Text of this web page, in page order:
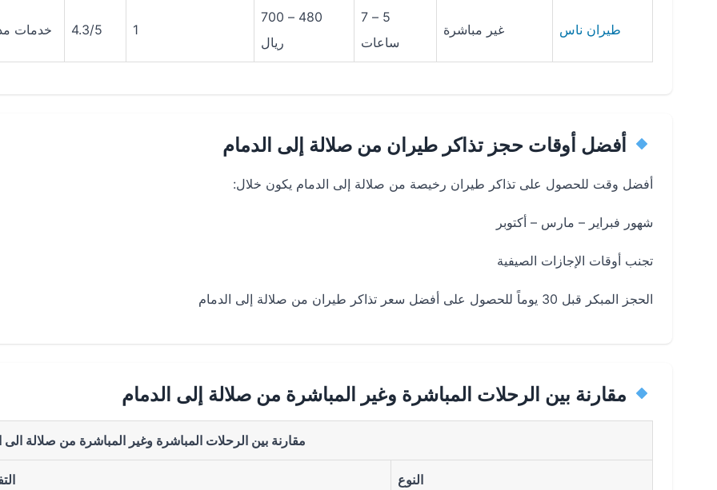
طيران ناس غير مباشرة
5 – 7
ساعات
480 – 700
ريال
1
4.3/5 خدمات
أفضل أوقات حجز تذاكر طيران من صلالة إلى الدمام
أفضل وقت للحصول على تذاكر طيران رخيصة من صلالة إلى الدمام يكون خلال:
شهور فبراير – مارس – أكتوبر
تجنب أوقات الإجازات الصيفية
الحجز المبكر قبل 30 يوماً للحصول على أفضل سعر تذاكر طيران من صلالة إلى الدمام
مقارنة بين الرحلات المباشرة وغير المباشرة من صلالة إلى الدمام
مقارنة بين الرحلات المباشرة وغير المباشرة من صلالة الى
النوع